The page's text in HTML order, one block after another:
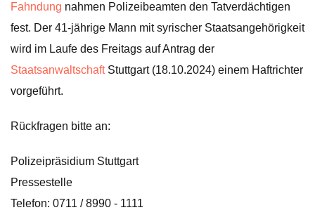
Fahndung nahmen Polizeibeamten den Tatverdächtigen
fest. Der 41-jährige Mann mit syrischer Staatsangehörigkeit
wird im Laufe des Freitags auf Antrag der
StaatsanwaltschaftStuttgart (18.10.2024) einem Haftrichter
vorgeführt.
Rückfragen bitte an:
Polizeipräsidium Stuttgart
Pressestelle
Telefon: 0711 / 8990 - 1111